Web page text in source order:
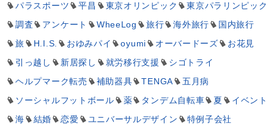
パラスポーツ
平昌 東京オリンピック
東京パラリンピック
調査
アンケート WheeLog 旅行 海外旅行
国内旅行
旅
H.I.S. おゆみパイ oyumi オーバードーズ
お花見
引っ越し
新居探し 就労移行支援
シゴトライ
ヘルプマーク転売
補助器具 TENGA
五月病
ソーシャルフットボール
薬 タンデム自転車 夏
イベント
海
結婚 恋愛 ユニバーサルデザイン 特例子会社